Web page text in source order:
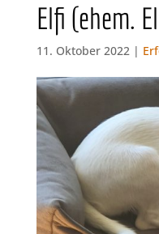
Elfi (ehem.
11. Oktober 2022 |